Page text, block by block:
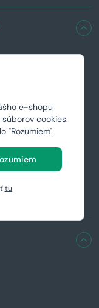
e-shopu
cookies.
"Rozumiem".
tu